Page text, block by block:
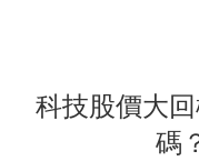
科技股價大
碼